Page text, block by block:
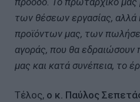
των θέσεων εργασίας, αλλά
προϊόντων μας, των
αγοράς, που θα εδραιώσουν
μας και κατά συνέπεια, το
Τέλος, ο κ. Παύλος